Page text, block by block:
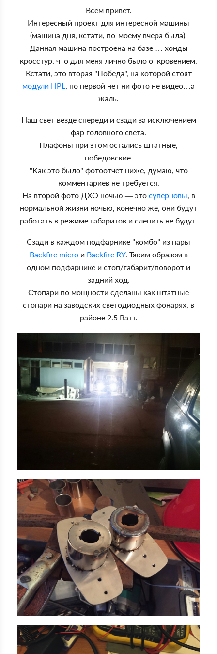
Всем привет.
Интересный проект для интересной машины
(машина дня, кстати, по-моему вчера была).
Данная машина построена на базе … хонды
кросстур, что для меня лично было откровением.
Кстати, это вторая "Победа", на которой стоят
модули HPL , по первой нет ни фото не видео…а
жаль.
Наш свет везде спереди и сзади за исключением
фар головного света.
Плафоны при этом остались штатные,
победовские.
"Как это было" фотоотчет ниже, думаю, что
комментариев не требуется.
На второй фото ДХО ночью — это суперновы, в
нормальной жизни ночью, конечно же, они будут
работать в режиме габаритов и слепить не будут.
Сзади в каждом подфарнике "комбо" из пары
Backfire microи Backfire RY. Таким образом в
одном подфарнике и стоп/габарит/поворот и
задний ход.
Стопари по мощности сделаны как штатные
стопари на заводских светодиодных фонарях, в
районе 2.5 Ватт.